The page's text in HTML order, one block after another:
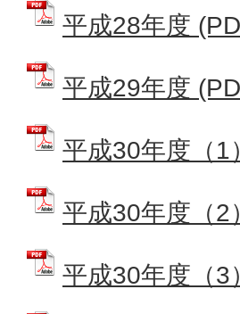
平成28年度
平成29年度
平成30年度（
平成30年度（
平成30年度（